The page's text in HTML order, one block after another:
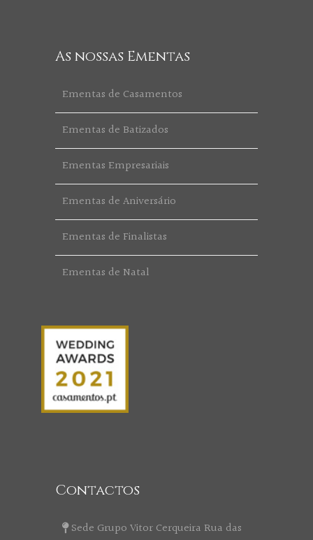
As nossas Ementas
Ementas de Casamentos
Ementas de Batizados
Ementas Empresariais
Ementas de Aniversário
Ementas de Finalistas
Ementas de Natal
Contactos
Sede Grupo Vitor Cerqueira Rua das